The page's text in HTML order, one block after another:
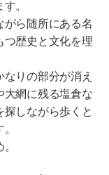
。
がら随所にある名
つ歴史と文化を理
りの部分が消え
大網に残る塩倉な
探しながら歩くと